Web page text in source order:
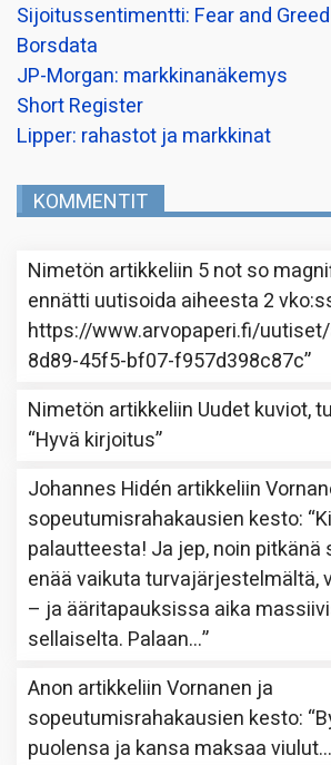
Sijoitussentimentti: Fear and Greed
Borsdata
JP-Morgan: markkinanäkemys
Short Register
Lipper: rahastot ja markkinat
KOMMENTIT
Nimetön artikkeliin 5 not so
ennätti uutisoida aiheesta 2
https://www.arvopaperi.fi/
8d89-45f5-bf07-f957d398c87c”
Nimetön artikkeliin Uudet kuviot,
“Hyvä kirjoitus”
Johannes Hidén artikkeliin
sopeutumisrahakausien kesto: “
palautteesta! Ja jep, noin pitkänä
enää vaikuta turvajärjestelmältä,
– ja ääritapauksissa aika
sellaiselta. Palaan…”
Anon artikkeliinVornanen ja
sopeutumisrahakausien kesto: “
puolensa ja kansa maksaa viulut…